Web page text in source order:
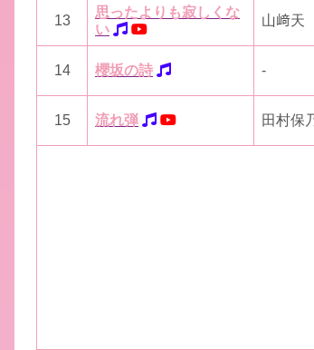
13
思ったよりも寂しくな
い
山﨑天
14 櫻坂の詩 -
15 流れ弾 田村保